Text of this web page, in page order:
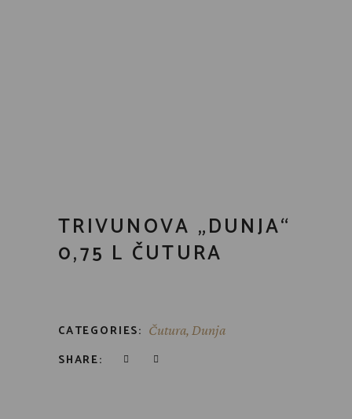
TRIVUNOVA „DUNJA“
0,75 L ČUTURA
CATEGORIES: Čutura,Dunja
SHARE: